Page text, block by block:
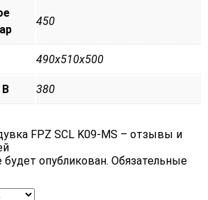
450
490x510x500
В 380
FPZ SCL K09-MS – отзывы и
опубликован. Обязательные